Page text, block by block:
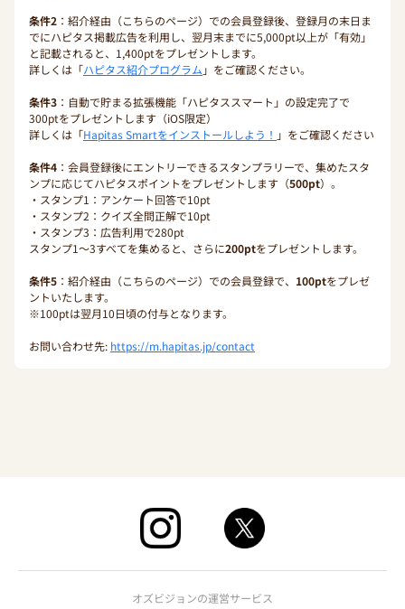
条件2 ：紹介経由（こちらのページ）での会員登録後、登録月の末日ま
でにハピタス掲載広告を利用し、翌月末までに5,000pt以上が「有効」
と記載されると、1,400ptをプレゼントします。
詳しくは「ハピタス紹介プログラム 」をご確認ください。
条件3 ：自動で貯まる拡張機能「ハピタススマート」の設定完了で
300ptをプレゼントします（iOS限定）
詳しくは「Hapitas Smartをインストールしよう！ 」をご確認ください
条件4 ：会員登録後にエントリーできるスタンプラリーで、集めたスタ
ンプに応じてハピタスポイントをプレゼントします（500pt）。
・スタンプ1：アンケート回答で10pt
・スタンプ2：クイズ全問正解で10pt
・スタンプ3：広告利用で280pt
スタンプ1〜3すべてを集めると、さらに200ptをプレゼントします。
条件5 ：紹介経由（こちらのページ）での会員登録で、 100ptをプレゼ
ントいたします。
※100ptは翌月10日頃の付与となります。
お問い合わせ先: https://m.hapitas.jp/contact
オズビジョンの運営サービス